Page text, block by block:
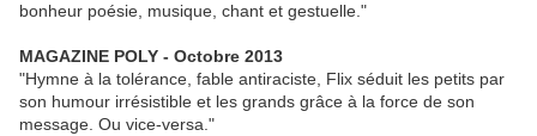
bonheur poésie, musique, chant et gestuelle."
MAGAZINE POLY - Octobre 2013
"Hymne à la tolérance, fable antiraciste, Flix séduit les petits par
son humour irrésistible et les grands grâce à la force de son
message. Ou vice-versa."